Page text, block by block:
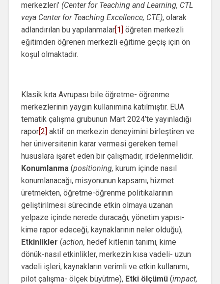
merkezleri’ (Center for Teaching and Learning, CTL
veya Center for Teaching Excellence, CTE), olarak
adlandırılan bu yapılanmalar[1] öğreten merkezli
eğitimden öğrenen merkezli eğitime geçiş için ön
koşul olmaktadır.
Klasik kıta Avrupası bile öğretme- öğrenme
merkezlerinin yaygın kullanımına katılmıştır. EUA
tematik çalışma grubunun Mart 2024’te yayınladığı
rapor[2] aktif on merkezin deneyimini birleştiren ve
her üniversitenin karar vermesi gereken temel
hususlara işaret eden bir çalışmadır, irdelenmelidir.
Konumlanma(positioning, kurum içinde nasıl
konumlanacağı, misyonunun kapsamı, hizmet
üretmekten, öğretme-öğrenme politikalarının
geliştirilmesi sürecinde etkin olmaya uzanan
yelpaze içinde nerede duracağı, yönetim yapısı-
kime rapor edeceği, kaynaklarının neler olduğu),
Etkinlikler (action, hedef kitlenin tanımı, kime
dönük-nasıl etkinlikler, merkezin kısa vadeli- uzun
vadeli işleri, kaynakların verimli ve etkin kullanımı,
pilot çalışma- ölçek büyütme), Etki ölçümü(impact,